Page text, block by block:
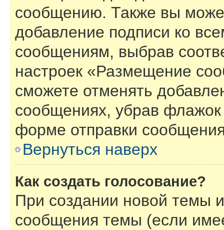
сообщению. Также вы
добавление подписи ко
сообщениям, выбрав
настроек «Размещение
сможете отменять
сообщениях, убрав
форме отправки
Вернуться наверх
Как создать голосование?
При создании новой темы
сообщения темы (если